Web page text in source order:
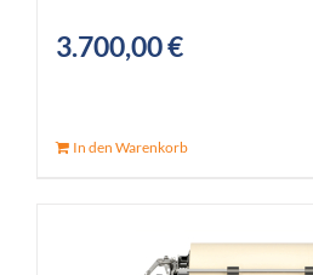
3.700,00€
In den Warenkorb